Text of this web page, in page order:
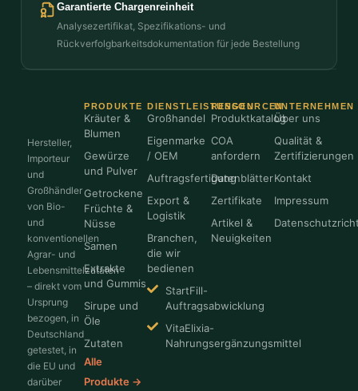
Garantierte Chargenreinheit
Analysezertifikat, Spezifikations- und
Rückverfolgbarkeitsdokumentation für jede Bestellung
Hersteller,
Importeur
und
Großhändler
von Bio-
und
konventionellen
Agrar- und
Lebensmittelzutaten
– direkt vom
Ursprung
bezogen, in
Deutschland
getestet, in
die EU und
darüber
PRODUKTE
Kräuter &
Blumen
Gewürze
und Pulver
Getrockene
Früchte &
Nüsse
Samen
Extrakte
und Gummis
Sirupe und
Öle
Zutaten
Alle
Produkte →
DIENSTLEISTUNGEN
Großhandel
Eigenmarke
/ OEM
Auftragsfertigung
Export &
Logistik
Branchen,
die wir
bedienen
StartFill-
Auftragsabwicklung
VitaElixia-
Nahrungsergänzungsmittel
RESSOURCEN
Produktkatalog
COA
anfordern
Datenblätter
Zertifikate
Artikel &
Neuigkeiten
UNTERNEHMEN
Über uns
Qualität &
Zertifizierungen
Kontakt
Impressum